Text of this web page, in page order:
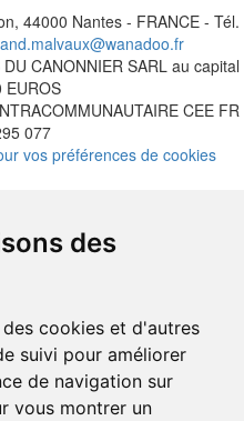
des
cookies et d'autres
suivi pour améliorer
de navigation sur
vous montrer un
44000 Nantes - FRANCE - Tél.
CANONNIER SARL au capital
EUROS
CEE FR
077
vos préférences de cookies